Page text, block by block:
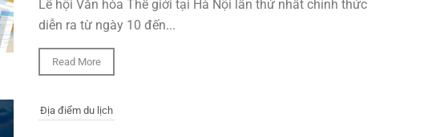
Lễ hội Văn hóa Thế giới tại Hà Nội lần thứ nhất chính thức
diễn ra từ ngày 10 đến...
Read More
Địa điểm du lịch